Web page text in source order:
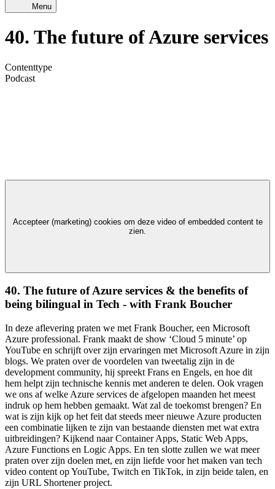
Menu
40. The future of Azure services
Contenttype
Podcast
Accepteer (marketing) cookies om deze video of embedded content te
zien.
40. The future of Azure services & the benefits of
being bilingual in Tech - with Frank Boucher
In deze aflevering praten we met Frank Boucher, een Microsoft
Azure professional. Frank maakt de show ‘Cloud 5 minute’ op
YouTube en schrijft over zijn ervaringen met Microsoft Azure in zijn
blogs. We praten over de voordelen van tweetalig zijn in de
development community, hij spreekt Frans en Engels, en hoe dit
hem helpt zijn technische kennis met anderen te delen. Ook vragen
we ons af welke Azure services de afgelopen maanden het meest
indruk op hem hebben gemaakt. Wat zal de toekomst brengen? En
wat is zijn kijk op het feit dat steeds meer nieuwe Azure producten
een combinatie lijken te zijn van bestaande diensten met wat extra
uitbreidingen? Kijkend naar Container Apps, Static Web Apps,
Azure Functions en Logic Apps. En ten slotte zullen we wat meer
praten over zijn doelen met, en zijn liefde voor het maken van tech
video content op YouTube, Twitch en TikTok, in zijn beide talen, en
zijn URL Shortener project.